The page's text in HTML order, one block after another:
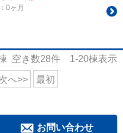
0ヶ月
空き数28件 1-20棟表示
へ>> 最初
お問い合わせ